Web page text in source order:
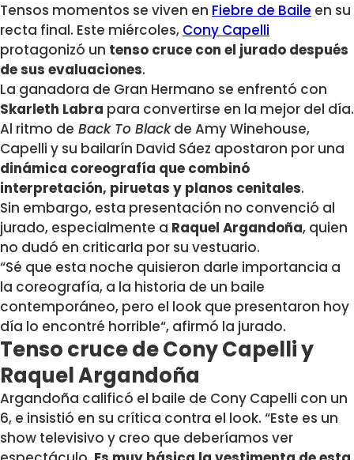
Tensos momentos se viven en Fiebre de Baile en su
recta final. Este miércoles, Cony Capelli
protagonizó un tenso cruce con el jurado después
de sus evaluaciones.
La ganadora de Gran Hermano se enfrentó con
Skarleth Labra para convertirse en la mejor del día.
Al ritmo de Back To Blackde Amy Winehouse,
Capelli y su bailarín David Sáez apostaron por una
dinámica coreografía que combinó
interpretación, piruetas y planos cenitales.
Sin embargo, esta presentación no convenció al
jurado, especialmente a Raquel Argandoña, quien
no dudó en criticarla por su vestuario.
“Sé que esta noche quisieron darle importancia a
la coreografía, a la historia de un baile
contemporáneo, pero el look que presentaron hoy
día lo encontré horrible“, afirmó la jurado.
Tenso cruce de Cony Capelli y
Raquel Argandoña
Argandoña calificó el baile de Cony Capelli con un
6, e insistió en su crítica contra el look. “Este es un
show televisivo y creo que deberíamos ver